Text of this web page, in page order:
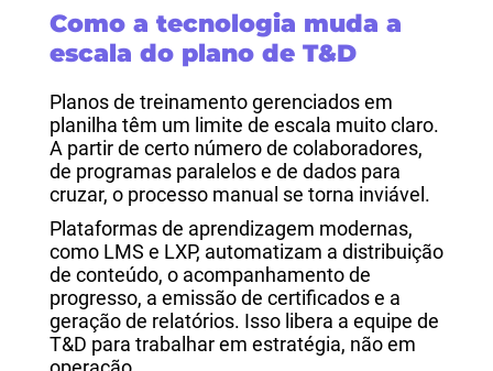
Como a tecnologia muda a
escala do plano de T&D
Planos de treinamento gerenciados em
planilha têm um limite de escala muito claro.
A partir de certo número de colaboradores,
de programas paralelos e de dados para
cruzar, o processo manual se torna inviável.
Plataformas de aprendizagem modernas,
como LMS e LXP, automatizam a distribuição
de conteúdo, o acompanhamento de
progresso, a emissão de certificados e a
geração de relatórios. Isso libera a equipe de
T&D para trabalhar em estratégia, não em